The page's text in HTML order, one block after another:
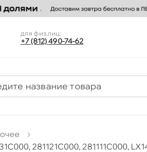
для физ.лиц:
+7 (812) 490-74-62
281121C000, 281111C000,